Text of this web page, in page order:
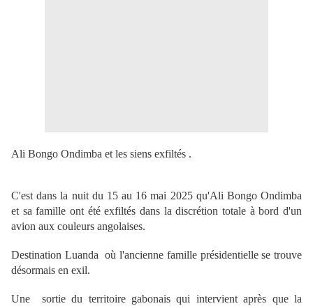
Ali Bongo Ondimba et les siens exfiltés .
C'est dans la nuit du 15 au 16 mai 2025 qu'Ali Bongo Ondimba
et sa famille ont été exfiltés dans la discrétion totale à bord d'un
avion aux couleurs angolaises.
Destination Luanda où l'ancienne famille présidentielle se trouve
désormais en exil.
Une sortie du territoire gabonais qui intervient après que la